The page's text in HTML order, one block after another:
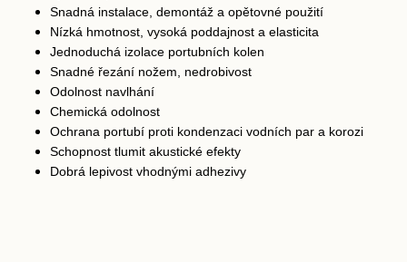
Snadná instalace, demontáž a opětovné použití
Nízká hmotnost, vysoká poddajnost a elasticita
Jednoduchá izolace portubních kolen
Snadné řezání nožem, nedrobivost
Odolnost navlhání
Chemická odolnost
Ochrana portubí proti kondenzaci vodních par a korozi
Schopnost tlumit akustické efekty
Dobrá lepivost vhodnými adhezivy